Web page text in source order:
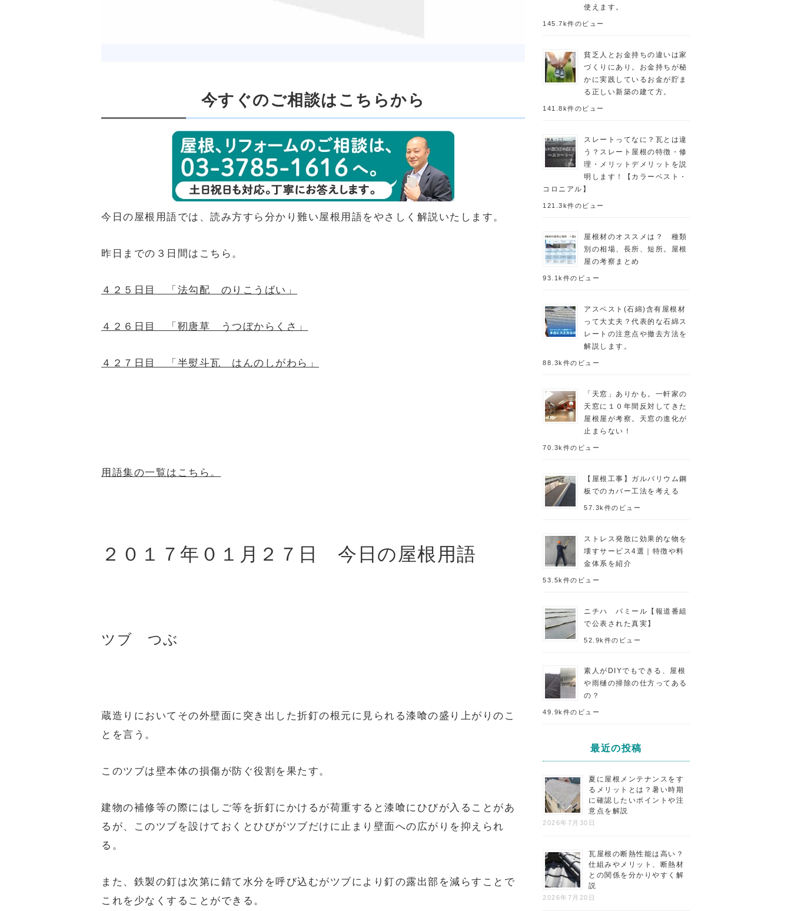
今すぐのご相談はこちらから
今日の屋根用語では、読み方すら分かり難い屋根用語をやさしく解説いたします。
昨日までの３日間はこちら。
４２５日目 「法勾配 のりこうばい」
４２６日目 「靭唐草 うつぼからくさ」
４２７日目 「半熨斗瓦 はんのしがわら」
用語集の一覧はこちら。
２０１７年０１月２７ 日 今日の屋根用語
ツブ つぶ
蔵造りにおいてその外壁面に突き出した折釘の根元に見られる漆喰の盛り上がりのこ
とを言う。
このツブは壁本体の損傷が防ぐ役割を果たす。
建物の補修等の際にはしご等を折釘にかけるが荷重すると漆喰にひびが入ることがあ
るが、このツブを設けておくとひびがツブだけに止まり壁面への広がりを抑えられ
る。
また、鉄製の釘は次第に錆て水分を呼び込むがツブにより釘の露出部を減らすことで
これを少なくすることができる。
使えます。
145.7k件のビュー
貧乏人とお金持ちの違いは家
づくりにあり。お金持ちが秘
かに実践しているお金が貯ま
る正しい新築の建て方。
141.8k件のビュー
スレートってなに？瓦とは違
う？スレート屋根の特徴・修
理・メリットデメリットを説
明します！【カラーベスト・
コロニアル】
121.3k件のビュー
屋根材のオススメは？ 種類
別の相場、長所、短所。屋根
屋の考察まとめ
93.1k件のビュー
アスベスト(石綿)含有屋根材
って大丈夫？代表的な石綿ス
レートの注意点や撤去方法を
解説します。
88.3k件のビュー
「天窓」ありかも。一軒家の
天窓に１０年間反対してきた
屋根屋が考察。天窓の進化が
止まらない！
70.3k件のビュー
【屋根工事】ガルバリウム鋼
板でのカバー工法を考える
57.3k件のビュー
ストレス発散に効果的な物を
壊すサービス4選｜特徴や料
金体系を紹介
53.5k件のビュー
ニチハ パミール【報道番組
で公表された真実】
52.9k件のビュー
素人がDIYでもできる、屋根
や雨樋の掃除の仕方ってある
の？
49.9k件のビュー
最近の投稿
夏に屋根メンテナンスをす
るメリットとは？暑い時期
に確認したいポイントや注
意点を解説
2026年7月30日
瓦屋根の断熱性能は高い？
仕組みやメリット、断熱材
との関係を分かりやすく解
説
2026年7月20日